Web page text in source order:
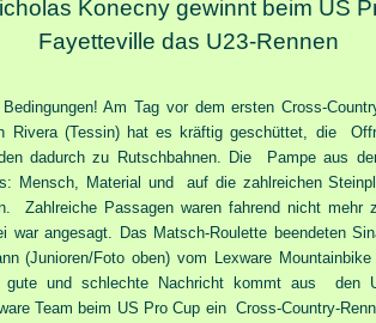
Konecny gewinnt beim US
Fayetteville das U23-Rennen
Am Tag vor dem ersten Cross-
Rivera (Tessin) hat es kräftig geschüttet, die
dadurch zu Rutschbahnen. Die Pampe aus
Mensch, Material und auf die zahlreichen
Zahlreiche Passagen waren fahrend nicht mehr
war angesagt. Das Matsch-Roulette beendeten
(Junioren/Foto oben) vom Lexware
gute und schlechte Nachricht kommt aus den
Team beim US Pro Cup ein Cross-Country-